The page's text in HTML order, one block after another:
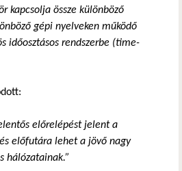
kapcsolja össze különböző
gépi nyelveken működő
időosztásos rendszerbe (time-
előrelépést jelent a
előfutára lehet a jövő nagy
hálózatainak.”